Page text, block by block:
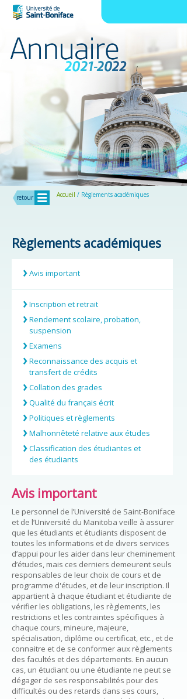
retour Menu Accueil / Règlements académiques
Règlements académiques
Avis important
Inscription et retrait
Rendement scolaire, probation,
suspension
Examens
Reconnaissance des acquis et
transfert de crédits
Collation des grades
Qualité du français écrit
Politiques et règlements
Malhonnêteté relative aux études
Classification des étudiantes et
des étudiants
Avis important
Le personnel de l’Université de Saint-Boniface
et de l’Université du Manitoba veille à assurer
que les étudiants et étudiants disposent de
toutes les informations et de divers services
d’appui pour les aider dans leur cheminement
d’études, mais ces derniers demeurent seuls
responsables de leur choix de cours et de
programme d'études, et de leur inscription. Il
appartient à chaque étudiant et étudiante de
vérifier les obligations, les règlements, les
restrictions et les contraintes spécifiques à
chaque cours, mineure, majeure,
spécialisation, diplôme ou certificat, etc., et de
connaitre et de se conformer aux règlements
des facultés et des départements. En aucun
cas, un étudiant ou une étudiante ne peut se
dégager de ses responsabilités pour des
difficultés ou des retards dans ses cours,